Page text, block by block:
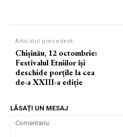
Articolul precedent
Chișinău, 12 octombrie:
Festivalul Etniilor își
deschide porțile la cea
de-a XXIII-a ediție
LĂSAȚI UN MESAJ